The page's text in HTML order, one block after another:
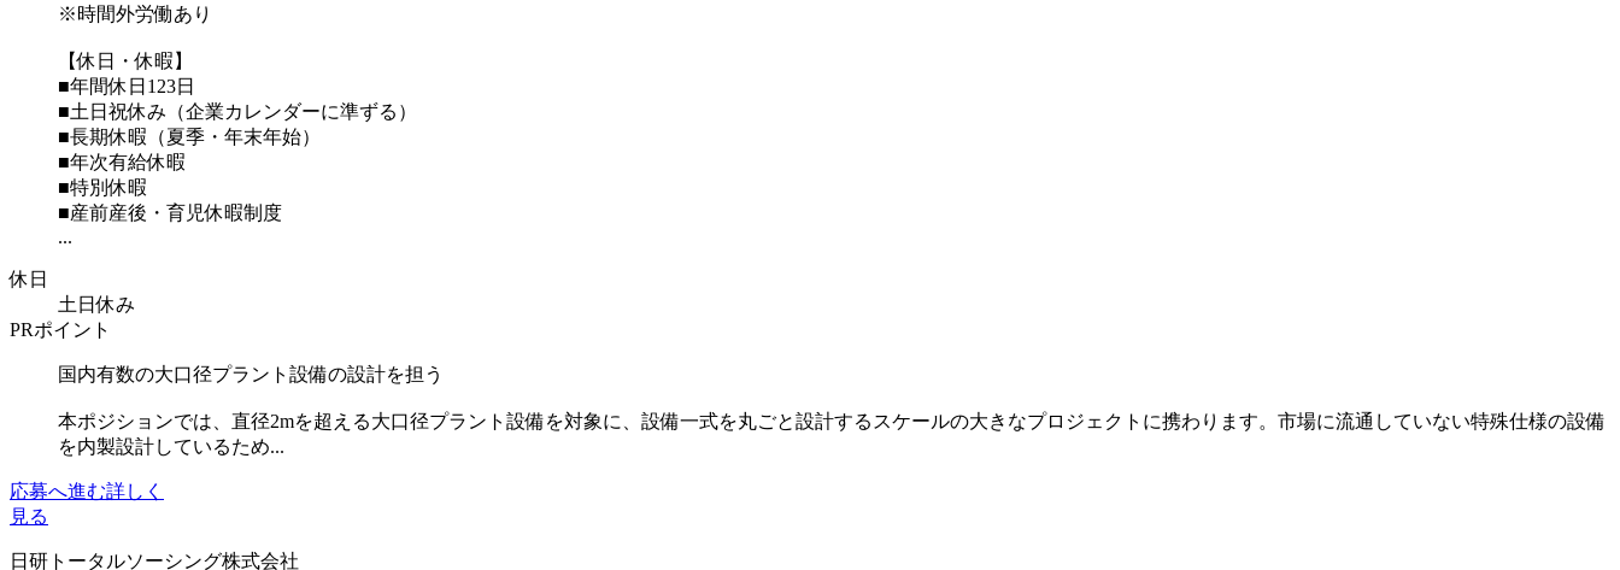
※時間外労働あり
【休日・休暇】
■年間休日123日
■土日祝休み（企業カレンダーに準ずる）
■長期休暇（夏季・年末年始）
■年次有給休暇
■特別休暇
■産前産後・育児休暇制度
...
休日
土日休み
PRポイント
国内有数の大口径プラント設備の設計を担う
本ポジションでは、直径2mを超える大口径プラント設備を対象に、設備一式を丸ごと設計するスケールの大きなプロジェクトに携わります。市場に流通していない特殊仕様の設備
を内製設計しているため...
応募へ進む詳しく
見る
日研トータルソーシング株式会社